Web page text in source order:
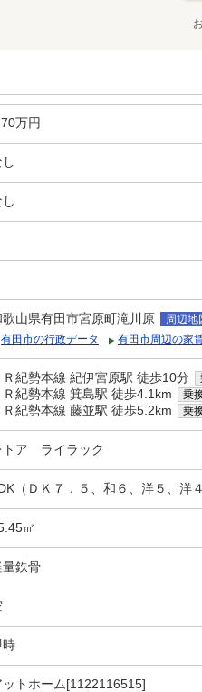
万円
歌山県有田市宮原町滝川原
周辺地
有田市の行政データ
有田市周辺の家
Ｒ紀勢本線 紀伊宮原駅 徒歩10分
Ｒ紀勢本線 箕島駅 徒歩4.1km 乗
Ｒ紀勢本線 藤並駅 徒歩5.2km 乗
トア ライラック
（ＤＫ７．５、和６、洋５、洋４
㎡
量鉄骨
時
ットホーム[1122116515]